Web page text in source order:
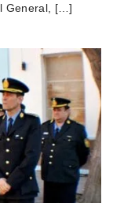
General, […]